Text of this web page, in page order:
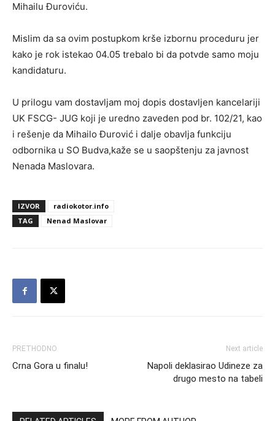
Mihailu Đuroviću.
Mislim da sa ovim postupkom krše izbornu proceduru jer
kako je rok istekao 04.05 trebalo bi da potvde samo moju
kandidaturu.
U prilogu vam dostavljam moj dopis dostavljen kancelariji
UK FSCG- JUG koji je uredno zaveden pod br. 102/21, kao
i rešenje da Mihailo Đurović i dalje obavlja funkciju
odbornika u SO Budva,kaže se u saopštenju za javnost
Nenada Maslovara.
IZVOR
radiokotor.info
TAG
Nenad Maslovar
PRETHODNO
Crna Gora u finalu!
Next article
Napoli deklasirao Udineze za
drugo mesto na tabeli